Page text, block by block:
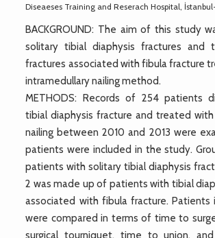
Diseaeses Training and Reserach Hospital,
BACKGROUND: The aim of this study
solitary tibial diaphysis fractures and
fractures associated with fibula fracture
intramedullary nailing method.
METHODS: Records of 254 patients
tibial diaphysis fracture and treated
nailing between 2010 and 2013 were
patients were included in the study.
patients with solitary tibial diaphysis
2 was made up of patients with tibial
associated with fibula fracture. Patients
were compared in terms of time to
surgical tourniquet, time to union, and